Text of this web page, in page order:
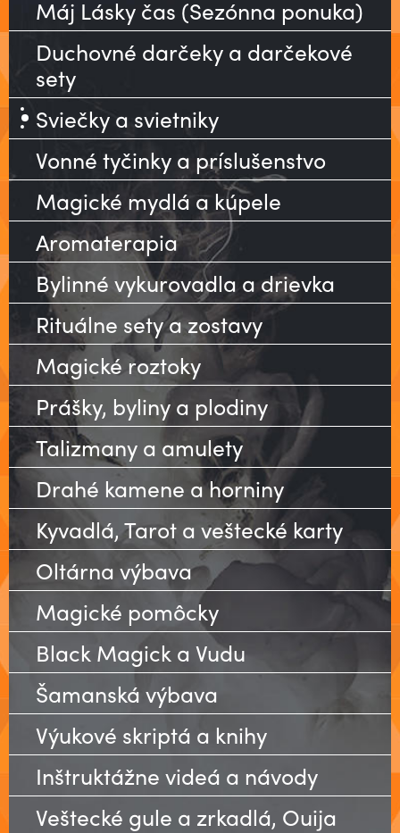
Máj Lásky čas (Sezónna ponuka)
Duchovné darčeky a darčekové
sety
Sviečky a svietniky
Vonné tyčinky a príslušenstvo
Magické mydlá a kúpele
Aromaterapia
Bylinné vykurovadla a drievka
Rituálne sety a zostavy
Magické roztoky
Prášky, byliny a plodiny
Talizmany a amulety
Drahé kamene a horniny
Kyvadlá, Tarot a veštecké karty
Oltárna výbava
Magické pomôcky
Black Magick a Vudu
Šamanská výbava
Výukové skriptá a knihy
Inštruktážne videá a návody
Veštecké gule a zrkadlá, Ouija